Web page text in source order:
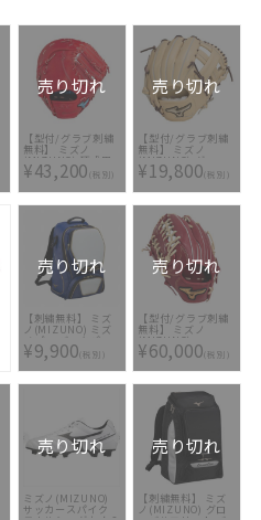
売り切れ
【型付/グラブ刺繍
無料】 ミズノ
(MIZUNO) 硬式用
ファーストミット
グローバルエリート
HSelection 限定
プレミアムモデル
1AJFH25300-70 [
ミット型付け無料
硬式グラブ刺繍2ヶ
所無料(単色のみ)※
縁取り・影付きの場
合、1ヶ所+3300円
(税込)]
¥43,200(税別)
売り切れ
【型付/グラブ刺繍
無料】 ミズノ
(MIZUNO) グロー
バルエリート 少年
軟式用グラブ イン
フィニティNEO
1AJGY28103-80 [
型付け無料 少年軟
式グラブ刺繍1ヶ所
無料(単色のみ)※縁
取り・影付きの場
合、1ヶ所+3300円
(税込)]
¥19,800(税別)
売り切れ
【刺繍無料】 ミズ
ノ(MIZUNO) ミズ
ノプロ バックパッ
ク 1FJD1000-16 [
バッグ刺繍2ヶ所無
料(単色のみ)※縁取
り・影付きの場合、
¥9,900(税別)
売り切れ
【型付/グラブ刺繍
無料】 ミズノ
(MIZUNO)
MizunoPro
Classic 硬式グラブ
外野手用 左投用RH
2024SS
1AJGH30007-
4680H [ 型付け無
料 硬式グラブ刺繍2
ヶ所無料(単色の
み)※縁取り・影付
きの場合、1ヶ所
+3300円(税込)]
¥60,000(税別)
売り切れ
ミズノ(MIZUNO)
サッカースパイク
売り切れ
【刺繍無料】 ミズ
ノ(MIZUNO) グロ